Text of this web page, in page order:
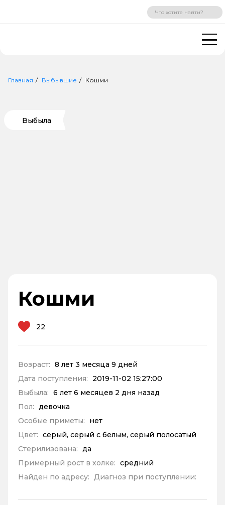
ВХОД РЕГИСТРАЦИЯ
Главная Выбывшие Кошми
Выбыла
Кошми
22
Возраст: 8 лет 3 месяца 9 дней
Дата поступления:
2019-11-02 15:27:00
Выбыла: 6 лет 6 месяцев 2 дня назад
Пол: девочка
Особые приметы:
нет
Цвет: серый, серый с белым, серый полосатый
Стерилизована: да
Примерный рост в холке: средний
Найден по адресу: Диагноз при поступлении: